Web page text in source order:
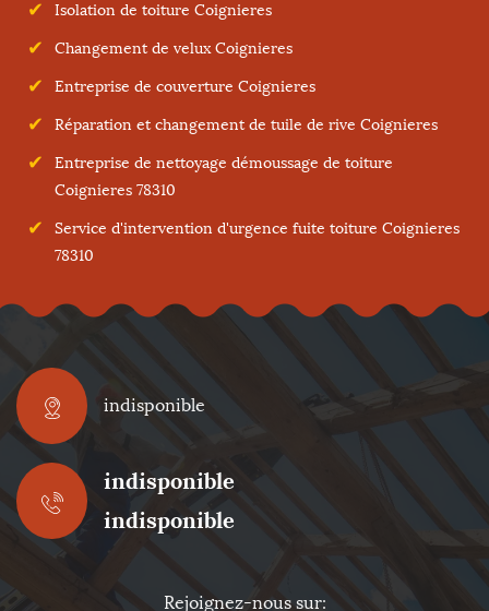
Isolation de toiture Coignieres
Changement de velux Coignieres
Entreprise de couverture Coignieres
Réparation et changement de tuile de rive Coignieres
Entreprise de nettoyage démoussage de toiture
Coignieres 78310
Service d'intervention d'urgence fuite toiture Coignieres
78310
indisponible
indisponible
indisponible
Rejoignez-nous sur: